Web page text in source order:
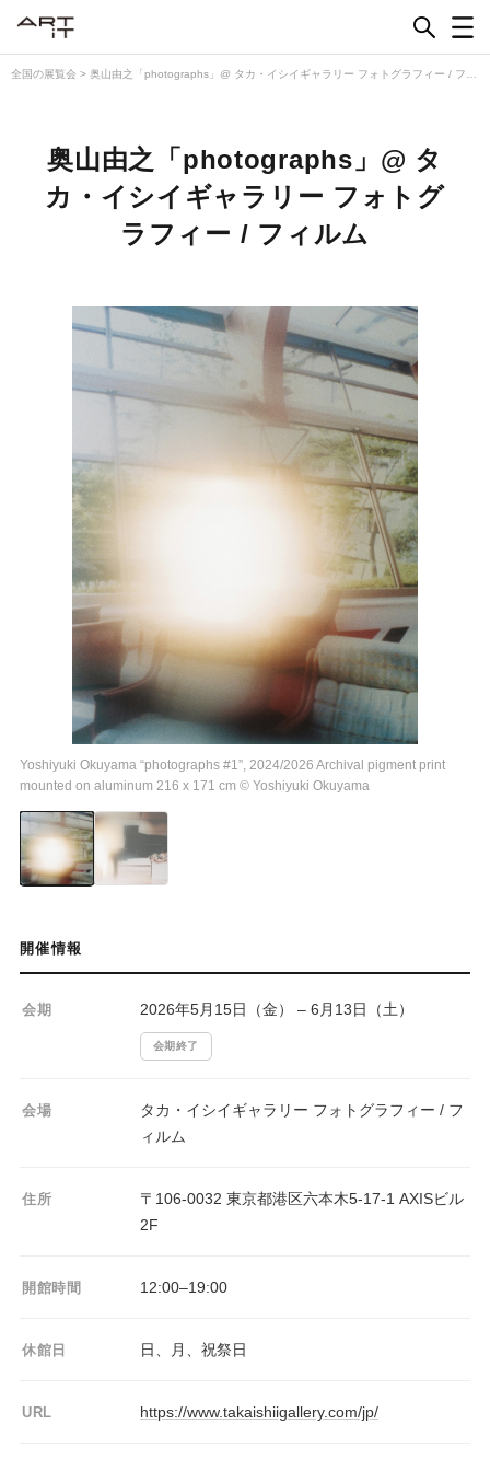
Skip
content
全国の展覧会 > 奥山由之「photographs」@ タカ・イシイギャラリー フォトグラフィー / フィ
奥山由之「photographs」@ タ
カ・イシイギャラリー フォトグ
ラフィー / フィルム
Yoshiyuki Okuyama “photographs #1”, 2024/2026 Archival pigment print
mounted on aluminum 216 x 171 cm © Yoshiyuki Okuyama
開催情報
会期 2026年5月15日（金） – 6月13日（土）
会期終了
会場
タカ・イシイギャラリー フォトグラフィー / フ
ィルム
住所
〒106-0032 東京都港区六本木5-17-1 AXISビル
2F
開館時間 12:00–19:00
休館日 日、月、祝祭日
URL https://www.takaishiigallery.com/jp/